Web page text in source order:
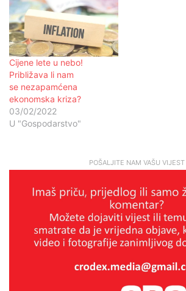
Cijene lete u nebo!
Približava li nam
se nezapamćena
ekonomska kriza?
03/02/2022
U "Gospodarstvo"
POŠALJITE NAM VAŠU VIJEST